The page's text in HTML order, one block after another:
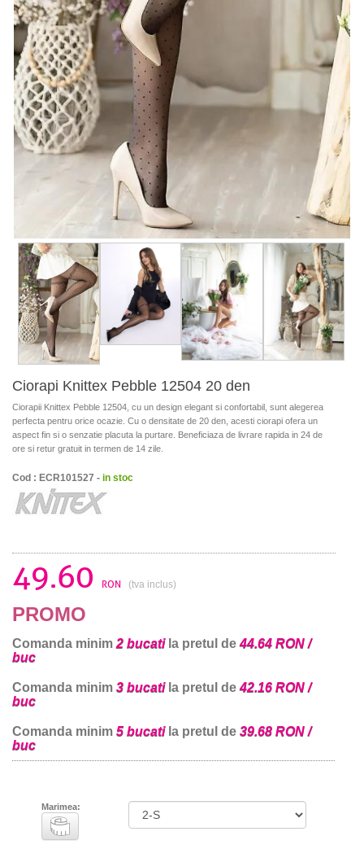
Ciorapi Knittex Pebble 12504 20 den
Ciorapii Knittex Pebble 12504, cu un design elegant si confortabil, sunt alegerea
perfecta pentru orice ocazie. Cu o densitate de 20 den, acesti ciorapi ofera un
aspect fin si o senzatie placuta la purtare. Beneficiaza de livrare rapida in 24 de
ore si retur gratuit in termen de 14 zile.
Cod : ECR101527 - in stoc
49.60 RON (tva inclus)
PROMO
Comanda minim 2 bucatila pretul de44.64 RON /
buc
Comanda minim 3 bucatila pretul de42.16 RON /
buc
Comanda minim 5 bucatila pretul de 39.68 RON /
buc
Marimea: